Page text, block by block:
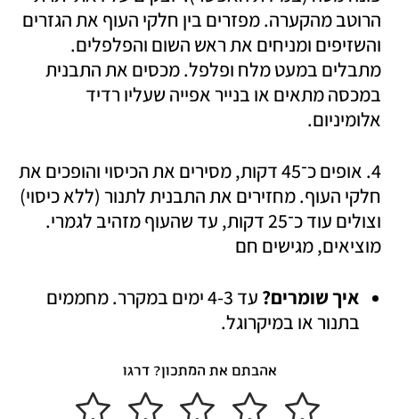
אלומיניום.
מוציאים, מגישים חם
איך שומרים?
בתנור או במיקרוגל.
אהבתם את המתכון? דרגו